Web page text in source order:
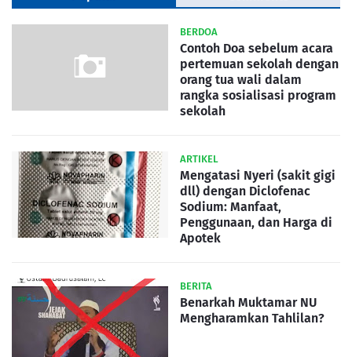
BERDOA
Contoh Doa sebelum acara
pertemuan sekolah dengan
orang tua wali dalam
rangka sosialisasi program
sekolah
ARTIKEL
Mengatasi Nyeri (sakit gigi
dll) dengan Diclofenac
Sodium: Manfaat,
Penggunaan, dan Harga di
Apotek
BERITA
Benarkah Muktamar NU
Mengharamkan Tahlilan?